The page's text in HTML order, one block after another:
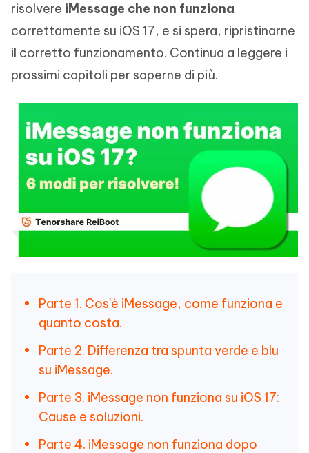
risolvere iMessage che non funziona
correttamente su iOS 17, e si spera, ripristinarne
il corretto funzionamento. Continua a leggere i
prossimi capitoli per saperne di più.
Parte 1. Cos'è iMessage, come funziona e
quanto costa.
Parte 2. Differenza tra spunta verde e blu
su iMessage.
Parte 3. iMessage non funziona su iOS 17:
Cause e soluzioni.
Parte 4. iMessage non funziona dopo